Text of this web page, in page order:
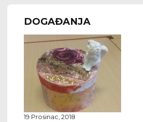
DOGAĐANJA
19 Prosinac, 2018